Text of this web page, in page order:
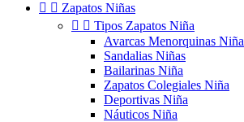
  Zapatos Niñas
  Tipos Zapatos Niña
Avarcas Menorquinas Niña
Sandalias Niñas
Bailarinas Niña
Zapatos Colegiales Niña
Deportivas Niña
Náuticos Niña